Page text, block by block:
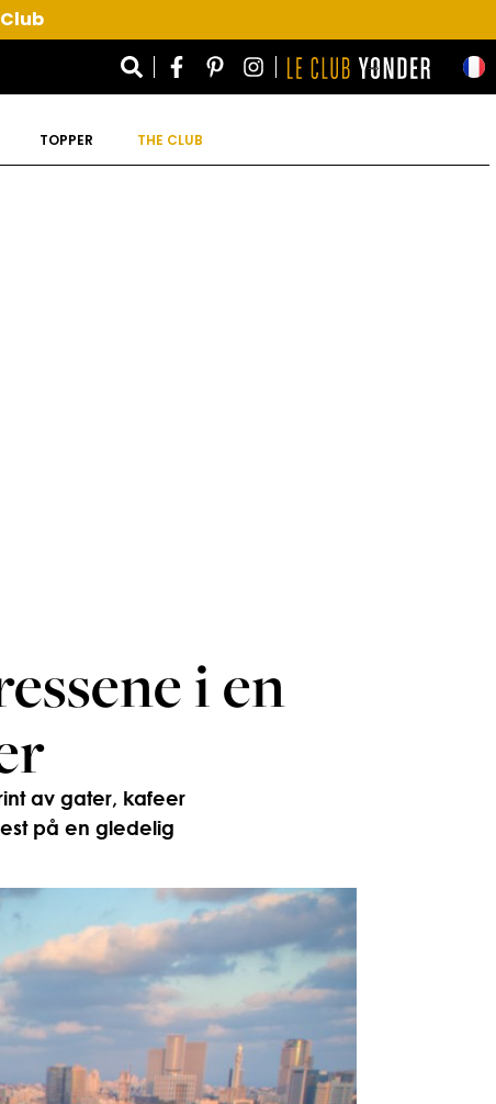
TOPPER THE CLUB
i en
av gater, kafeer
på en gledelig